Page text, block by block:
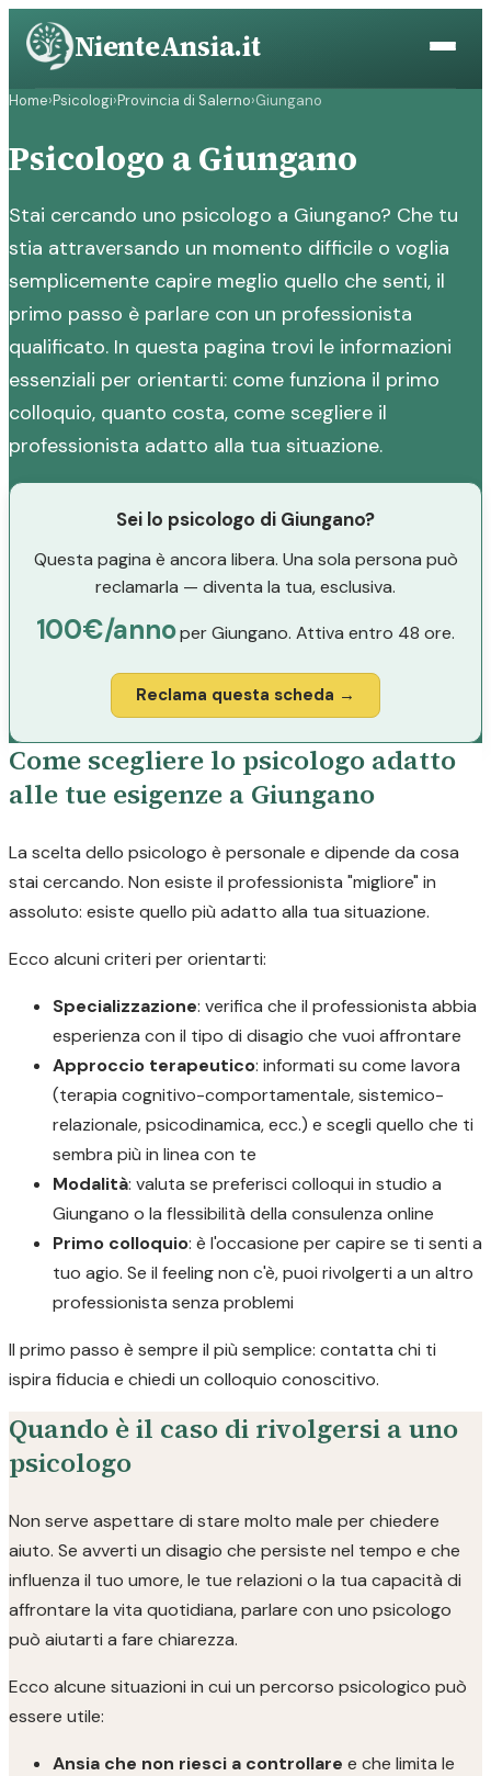
Vai
contenuto
NienteAnsia.it
Home›Psicologi›Provincia di Salerno›Giungano
Psicologo a Giungano
Stai cercando uno psicologo a Giungano? Che tu
stia attraversando un momento difficile o voglia
semplicemente capire meglio quello che senti, il
primo passo è parlare con un professionista
qualificato. In questa pagina trovi le informazioni
essenziali per orientarti: come funziona il primo
colloquio, quanto costa, come scegliere il
professionista adatto alla tua situazione.
Sei lo psicologo di Giungano?
Questa pagina è ancora libera. Una sola persona può
reclamarla — diventa la tua, esclusiva.
100€/annoper Giungano. Attiva entro 48 ore.
Reclama questa scheda →
Come scegliere lo psicologo adatto
alle tue esigenze a Giungano
La scelta dello psicologo è personale e dipende da cosa
stai cercando. Non esiste il professionista "migliore" in
assoluto: esiste quello più adatto alla tua situazione.
Ecco alcuni criteri per orientarti:
Specializzazione: verifica che il professionista abbia
esperienza con il tipo di disagio che vuoi affrontare
Approccio terapeutico: informati su come lavora
(terapia cognitivo-comportamentale, sistemico-
relazionale, psicodinamica, ecc.) e scegli quello che ti
sembra più in linea con te
Modalità: valuta se preferisci colloqui in studio a
Giungano o la flessibilità della consulenza online
Primo colloquio: è l'occasione per capire se ti senti a
tuo agio. Se il feeling non c'è, puoi rivolgerti a un altro
professionista senza problemi
Il primo passo è sempre il più semplice: contatta chi ti
ispira fiducia e chiedi un colloquio conoscitivo.
Quando è il caso di rivolgersi a uno
psicologo
Non serve aspettare di stare molto male per chiedere
aiuto. Se avverti un disagio che persiste nel tempo e che
influenza il tuo umore, le tue relazioni o la tua capacità di
affrontare la vita quotidiana, parlare con uno psicologo
può aiutarti a fare chiarezza.
Ecco alcune situazioni in cui un percorso psicologico può
essere utile:
Ansia che non riesci a controllare e che limita le